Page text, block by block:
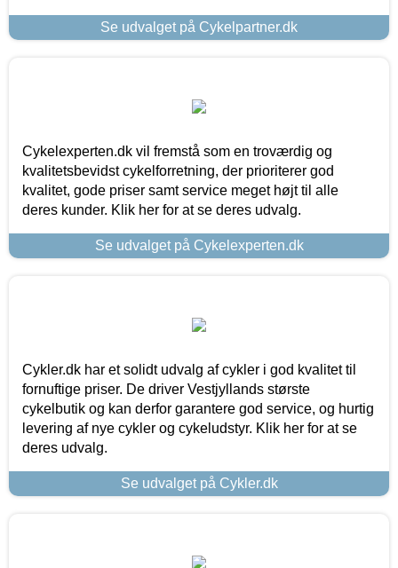
Se udvalget på Cykelpartner.dk
Cykelexperten.dk vil fremstå som en troværdig og
kvalitetsbevidst cykelforretning, der prioriterer god
kvalitet, gode priser samt service meget højt til alle
deres kunder. Klik her for at se deres udvalg.
Se udvalget på Cykelexperten.dk
Cykler.dk har et solidt udvalg af cykler i god kvalitet til
fornuftige priser. De driver Vestjyllands største
cykelbutik og kan derfor garantere god service, og hurtig
levering af nye cykler og cykeludstyr. Klik her for at se
deres udvalg.
Se udvalget på Cykler.dk